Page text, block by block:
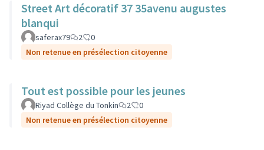
Street Art décoratif 37 35avenu augustes
blanqui
saferax79 2
0
Non retenue en présélection citoyenne
Tout est possible pour les jeunes
Riyad Collège du Tonkin 2
0
Non retenue en présélection citoyenne